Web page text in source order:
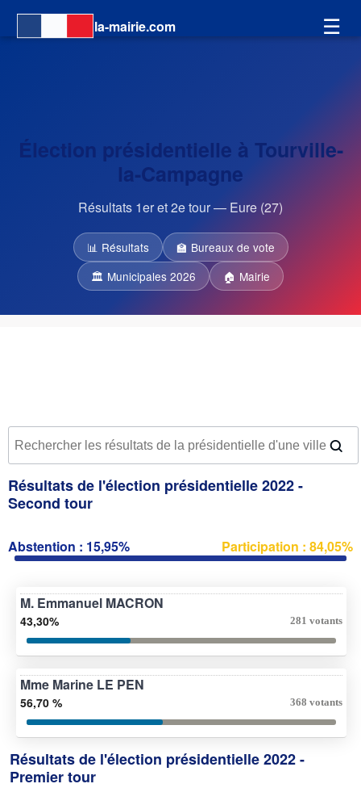
la-mairie.com ☰
Élection présidentielle à Tourville-
la-Campagne
Résultats 1er et 2e tour — Eure (27)
📊 Résultats
🏫 Bureaux de vote
🏛 Municipales 2026
🏠 Mairie
Résultats de l'élection présidentielle 2022 -
Second tour
Abstention : 15,95% Participation : 84,05%
M. Emmanuel MACRON
43,30% 281 votants
Mme Marine LE PEN
56,70 % 368 votants
Résultats de l'élection présidentielle 2022 -
Premier tour